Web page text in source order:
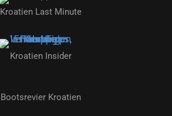
Kroatien Last Minute
Kroatien Insider
Bootsrevier Kroatien